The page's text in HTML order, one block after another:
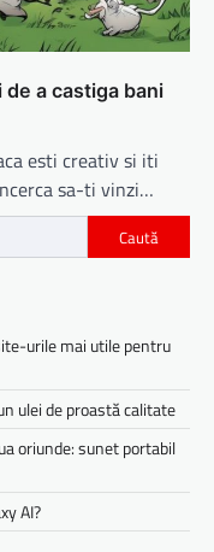
a castiga bani
esti creativ si iti
sa-ti vinzi…
Caută
urile mai utile pentru
ulei de proastă calitate
oriunde: sunet portabil
AI?